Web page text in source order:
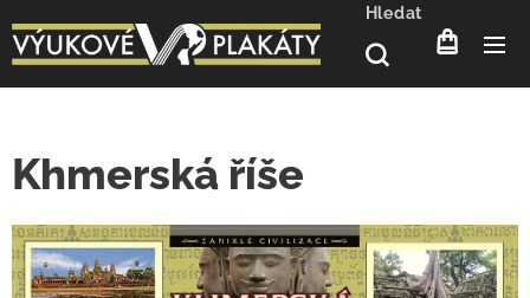
Hledat
Khmerská říše